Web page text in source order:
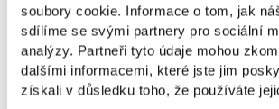
soubory cookie. Informace o tom, jak
sdílíme se svými partnery pro sociální
analýzy. Partneři tyto údaje mohou
dalšími informacemi, které jste jim
získali v důsledku toho, že používáte
Facebook
YouTube
TikTok